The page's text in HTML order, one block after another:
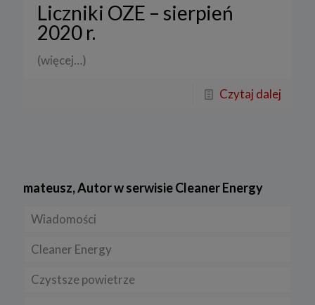
Liczniki OZE – sierpień
2020 r.
(więcej…)
Czytaj dalej
mateusz, Autor w serwisie Cleaner Energy
Wiadomości
Firmy
Prawo
Cleaner Energy
Dla domu
Czystsze powietrze